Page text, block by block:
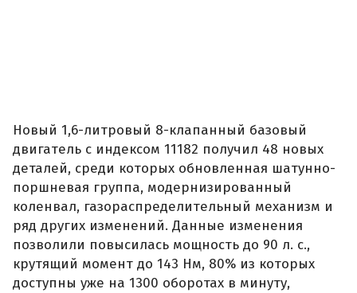
Новый 1,6-литровый 8-клапанный базовый
двигатель с индексом 11182 получил 48 новых
деталей, среди которых обновленная шатунно-
поршневая группа, модернизированный
коленвал, газораспределительный механизм и
ряд других изменений. Данные изменения
позволили повысилась мощность до 90 л. с.,
крутящий момент до 143 Нм, 80% из которых
доступны уже на 1300 оборотах в минуту,